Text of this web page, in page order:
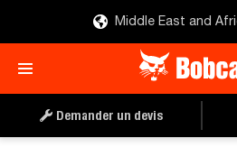
Middle East and
Demander un devis
DEMANDER UN DEVIS